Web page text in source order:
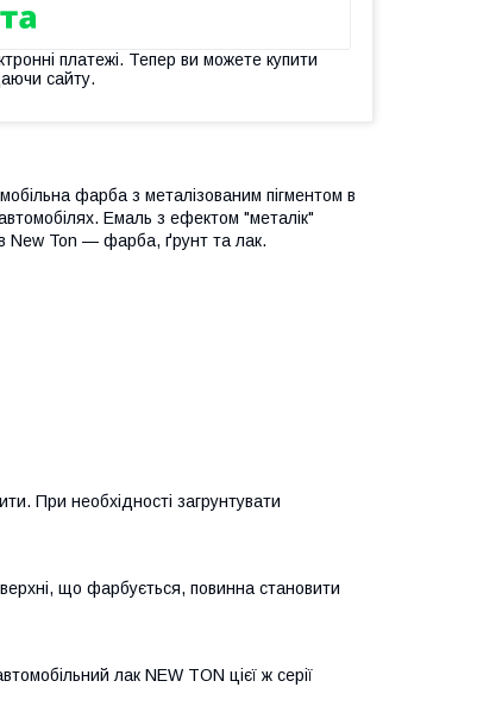
платежі. Тепер ви можете купити
сайту.
фарба з металізованим пігментом в
Емаль з ефектом "металік"
New Ton — фарба, ґрунт та лак.
При необхідності загрунтувати
що фарбується, повинна становити
лак NEW TON цієї ж серії